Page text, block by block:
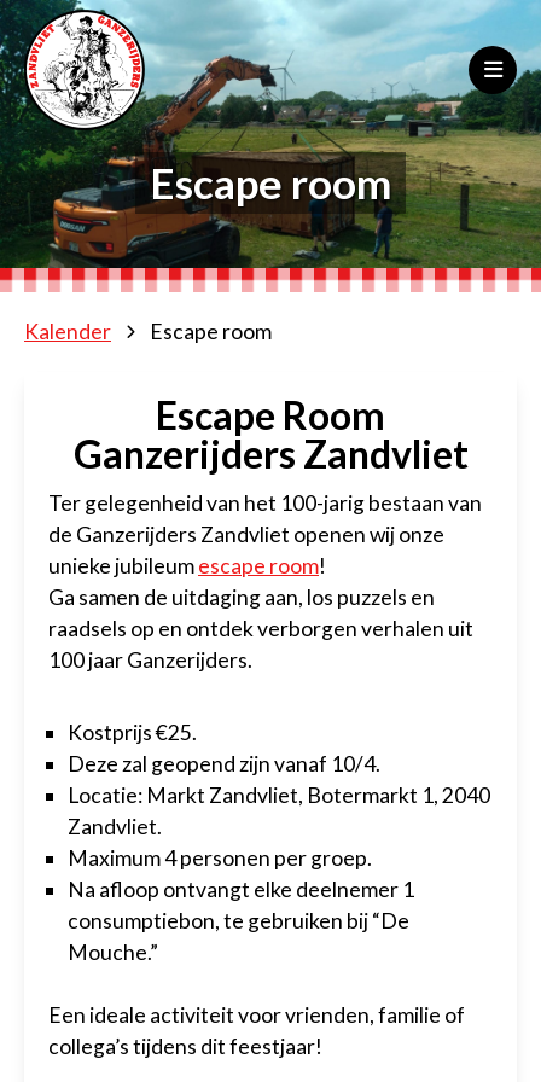
Escape room
Kalender Escape room
Escape Room
Ganzerijders Zandvliet
Ter gelegenheid van het 100-jarig bestaan van
de Ganzerijders Zandvliet openen wij onze
unieke jubileumescape room!
Ga samen de uitdaging aan, los puzzels en
raadsels op en ontdek verborgen verhalen uit
100 jaar Ganzerijders.
Kostprijs €25.
Deze zal geopend zijn vanaf 10/4.
Locatie: Markt Zandvliet, Botermarkt 1, 2040
Zandvliet.
Maximum 4 personen per groep.
Na afloop ontvangt elke deelnemer 1
consumptiebon, te gebruiken bij “De
Mouche.”
Een ideale activiteit voor vrienden, familie of
collega’s tijdens dit feestjaar!